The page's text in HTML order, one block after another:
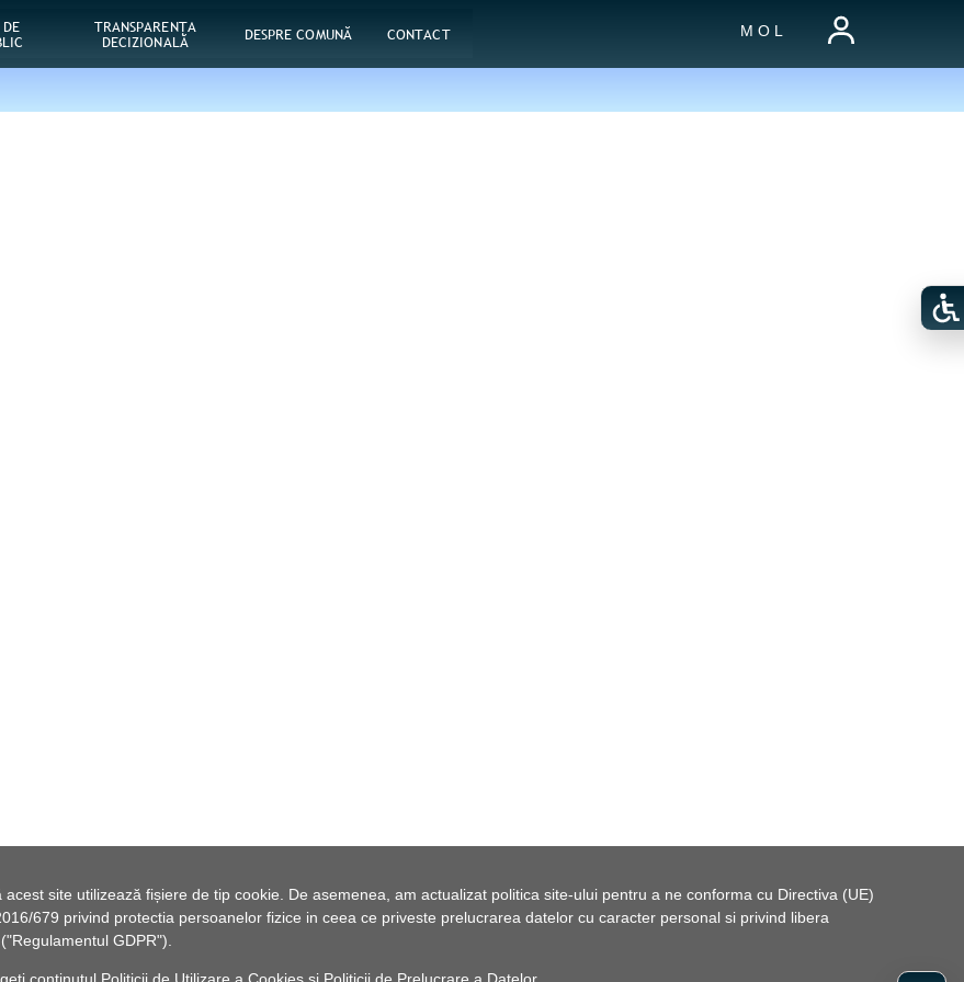
site utilizează fișiere de tip cookie. De asemenea, am actualizat politica site-ului pentru a ne conforma cu Directiva (UE)
679 privind protectia persoanelor fizice in ceea ce priveste prelucrarea datelor cu caracter personal si privind libera
GDPR").
TRANSPARENȚA
DECIZIONALĂ DESPRE COMUNĂ CONTACT M O L